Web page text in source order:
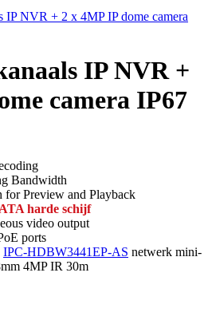
IP NVR +
camera IP67
Bandwidth
for Preview and Playback
harde schijf
video output
ports
IPC-HDBW3441EP-AS netwerk mini-
4MP IR 30m